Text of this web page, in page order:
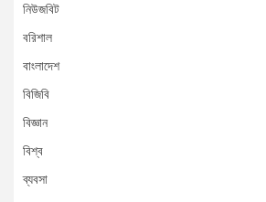
নিউজবিট
বরিশাল
বাংলাদেশ
বিজিবি
বিজ্ঞান
বিশ্ব
ব্যবসা